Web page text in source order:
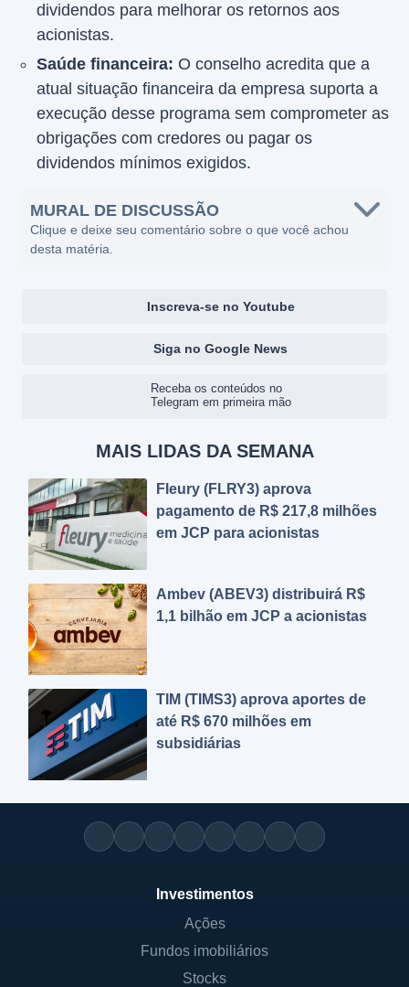
dividendos para melhorar os retornos aos
acionistas.
Saúde financeira: O conselho acredita que a
atual situação financeira da empresa suporta a
execução desse programa sem comprometer as
obrigações com credores ou pagar os
dividendos mínimos exigidos.
MURAL DE DISCUSSÃO
Clique e deixe seu comentário sobre o que você achou
desta matéria.
Inscreva-se no Youtube
Siga no Google News
Receba os conteúdos no
Telegram em primeira mão
MAIS LIDAS DA SEMANA
Fleury (FLRY3) aprova
pagamento de R$ 217,8 milhões
em JCP para acionistas
Ambev (ABEV3) distribuirá R$
1,1 bilhão em JCP a acionistas
TIM (TIMS3) aprova aportes de
até R$ 670 milhões em
subsidiárias
Investimentos
Ações
Fundos imobiliários
Stocks